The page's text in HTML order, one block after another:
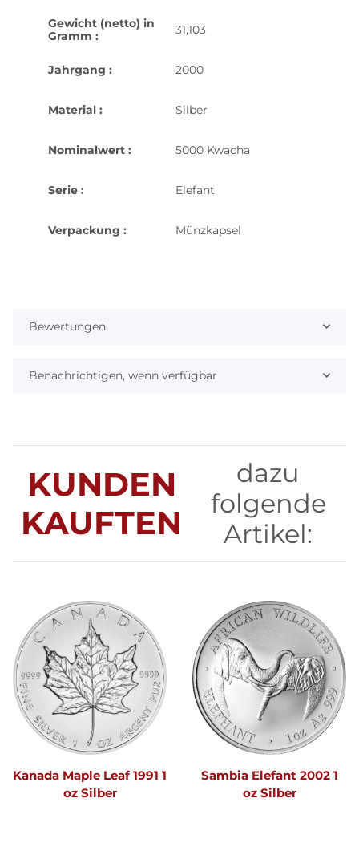
Gewicht (netto) in
Gramm :
31,103
Jahrgang : 2000
Material : Silber
Nominalwert : 5000 Kwacha
Serie : Elefant
Verpackung : Münzkapsel
Bewertungen
Benachrichtigen, wenn verfügbar
KUNDEN
KAUFTEN
dazu
folgende
Artikel:
Kanada Maple Leaf 1991 1
oz Silber
Sambia Elefant 2002 1
oz Silber